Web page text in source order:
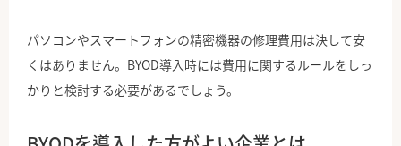
パソコンやスマートフォンの精密機器の修理費用は決して安
くはありません。BYOD導入時には費用に関するルールをしっ
かりと検討する必要があるでしょう。